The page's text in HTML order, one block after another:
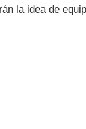
la idea de